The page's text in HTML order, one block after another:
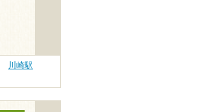
川崎駅